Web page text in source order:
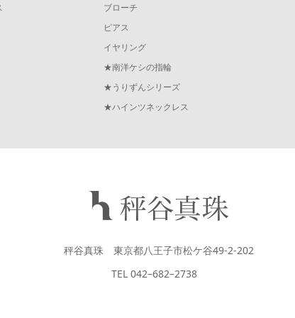
ブローチ
ピアス
イヤリング
★南洋ケシの指輪
★うりずんシリーズ
★ハインツネックレス
秤谷真珠 東京都八王子市松ケ谷49-2-202
TEL 042–682–2738